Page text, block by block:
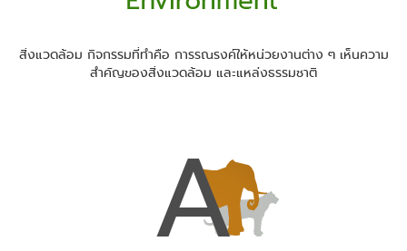
สิ่งแวดล้อม กิจกรรมที่ทำคือ การรณรงค์ให้หน่วยงานต่าง ๆ เห็นความ
สำคัญของสิ่งแวดล้อม และแหล่งธรรมชาติ